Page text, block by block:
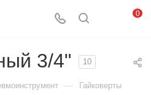
0
3/4" 10
— Гайковерты